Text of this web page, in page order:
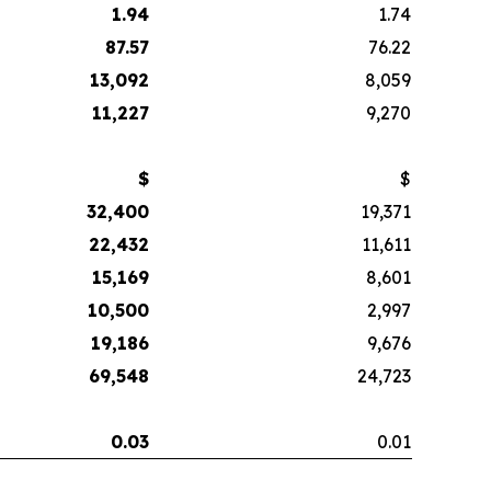
1.94
1.74
87.57
76.22
13,092
8,059
11,227
9,270
$
$
32,400
19,371
22,432
11,611
15,169
8,601
10,500
2,997
19,186
9,676
69,548
24,723
0.03 0.01